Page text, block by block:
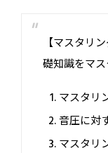
【マスタリ
礎知識をマス
マスタリ
音圧に対
マスタリ